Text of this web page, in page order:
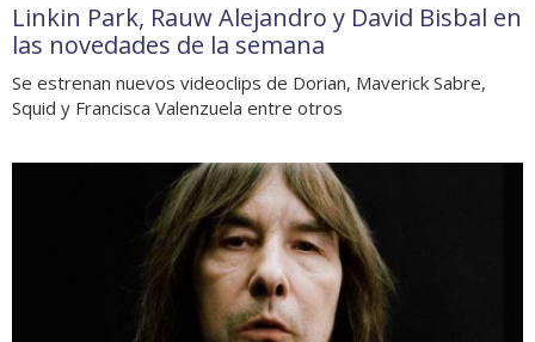
Linkin Park, Rauw Alejandro y David Bisbal en
las novedades de la semana
Se estrenan nuevos videoclips de Dorian, Maverick Sabre,
Squid y Francisca Valenzuela entre otros